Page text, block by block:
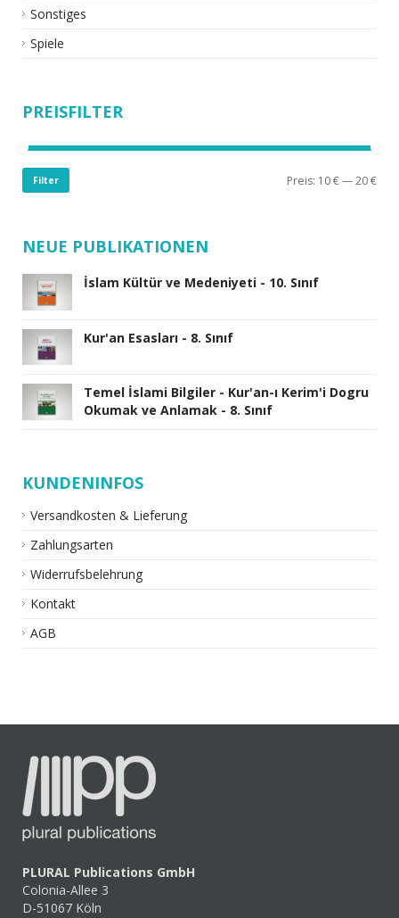
Sonstiges
Spiele
PREISFILTER
Filter Preis: 10 €—20 €
NEUE PUBLIKATIONEN
İslam Kültür ve Medeniyeti - 10. Sınıf
Kur'an Esasları - 8. Sınıf
Temel İslami Bilgiler - Kur'an-ı Kerim'i Dogru
Okumak ve Anlamak - 8. Sınıf
KUNDENINFOS
Versandkosten & Lieferung
Zahlungsarten
Widerrufsbelehrung
Kontakt
AGB
PLURAL Publications GmbH
Colonia-Allee 3
D-51067 Köln